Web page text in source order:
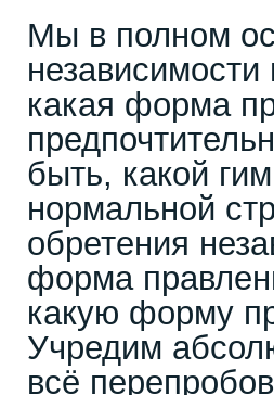
Мы в полном
какая форма
быть, какой
нормальной
обретения
форма
какую форму
Учредим
всё